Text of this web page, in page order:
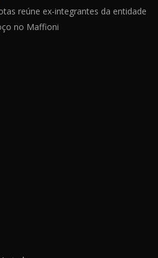
reúne ex-integrantes da entidade
no Maffioni